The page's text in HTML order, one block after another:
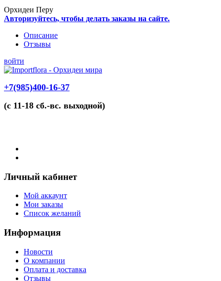
Орхидеи Перу
Авторизуйтесь, чтобы делать заказы на сайте.
Описание
Отзывы
войти
+7(985)400-16-37
(с 11-18 сб.-вс. выходной)
Личный кабинет
Мой аккаунт
Мои заказы
Список желаний
Информация
Новости
О компании
Оплата и доставка
Отзывы